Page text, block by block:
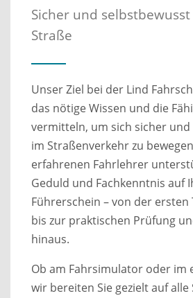
Sicher und
Straße
Unser Ziel bei der Lind
das nötige Wissen und die
vermitteln, um sich sicher
im Straßenverkehr zu
erfahrenen Fahrlehrer
Geduld und Fachkenntnis auf
Führerschein – von der
bis zur praktischen Prüfung
hinaus.
Ob am Fahrsimulator oder im
wir bereiten Sie gezielt auf